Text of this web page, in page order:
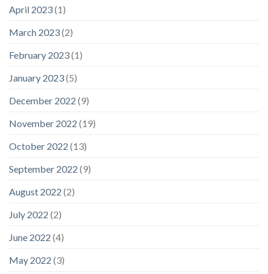
April 2023(1)
March 2023(2)
February 2023(1)
January 2023(5)
December 2022 (9)
November 2022 (19)
October 2022 (13)
September 2022 (9)
August 2022 (2)
July 2022 (2)
June 2022 (4)
May 2022 (3)